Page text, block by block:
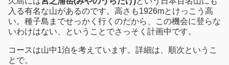
入る有名な山があるのです。高さも1926mとけっこう高
い。種子島までせっかく行くのだから、この機会に登らな
いわけはない、ということでさっそく計画中です。
コースは山中1泊を考えています。詳細は、順次というこ
とで。